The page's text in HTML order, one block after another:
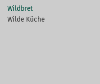
Wildbret
Wilde Küche